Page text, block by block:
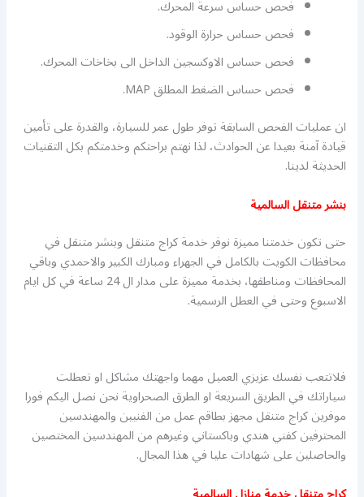
فحص حساس سرعة المحرك.
فحص حساس حرارة الوقود.
فحص حساس الاوكسجين الداخل الى بخاخات المحرك.
فحص حساس الضغط المطلق MAP.
ان عمليات الفحص السابقة توفر طول عمر للسيارة، والقدرة على تأمين
قيادة آمنة بعيدا عن الحوادث، لذا نهتم براحتكم وخدمتكم بكل التقنيات
الحديثة لدينا.
بنشر متنقل السالمية
حتى تكون خدمتنا مميزة نوفر خدمة كراج متنقل وبنشر متنقل في
محافظات الكويت بالكامل في الجهراء ومبارك الكبير والاحمدي وباقي
المحافظات ومناطقها، بخدمة مميزة على مدار ال 24 ساعة في كل ايام
الاسبوع وحتى في العطل الرسمية.
فلاتتعب نفسك عزيزي العميل مهما واجهتك مشاكل او تعطلت
سياراتك في الطريق السريعة او الطرق الصحراوية نحن نصل اليكم فورا
موفرين كراج متنقل مجهز بطاقم عمل من الفنيين والمهندسين
المحترفين كفني هندي وباكستاني وغيرهم من المهندسين المختصين
والحاصلين على شهادات عليا في هذا المجال.